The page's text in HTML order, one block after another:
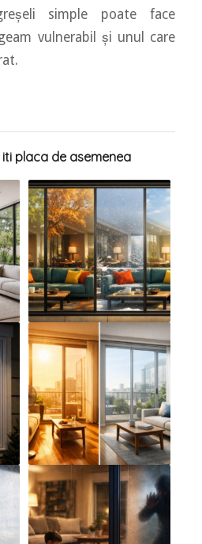
simple poate face
vulnerabil și unul care
placa de asemenea